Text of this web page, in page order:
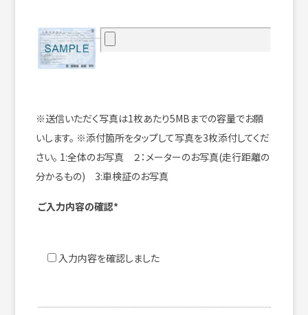
※送信いただく写真は1枚あたり5MBまでの容量でお願
いします。 ※添付箇所をタップして写真を3枚添付してくだ
さい。 1:全体のお写真 ２：メーターのお写真(走行距離の
分かるもの) 3:車検証のお写真
ご入力内容の確認*
入力内容を確認しました